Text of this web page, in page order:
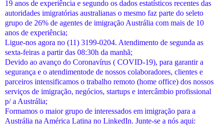
19 anos de experiência e segundo os dados estatísticos recentes das
autoridades imigratórias australianas o mesmo faz parte do seleto
grupo de 26% de agentes de imigração Austrália com mais de 10
anos de experiência;
Ligue-nos agora no (11) 3199-0204. Atendimento de segunda as
sexta-feiras a partir das 08:30h da manhã;
Devido ao avanço do Coronavírus ( COVID-19), para garantir a
segurança e o atendimentode de nossos colaboradores, clientes e
parceiros intensificamos o trabalho remoto (home office) dos nossos
serviços de imigração, negócios, startups e intercâmbio profissional
p/ a Austrália;
Formamos o maior grupo de interessados em imigração para a
Austrália na América Latina no LinkedIn. Junte-se a nós aqui: